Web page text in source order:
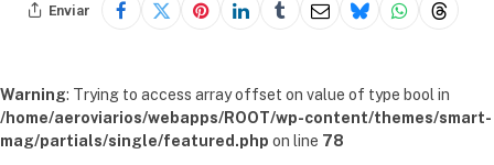
Enviar
Warning: Trying to access array offset on value of type bool in
/home/aeroviarios/webapps/ROOT/wp-content/themes/smart-
mag/partials/single/featured.php on line 78